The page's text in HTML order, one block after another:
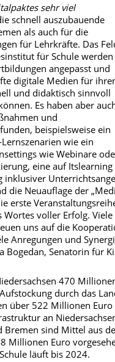
sehr viel
schnell auszubauende
als auch für die
für Lehrkräfte. Das
für Schule werden
angepasst und
digitale Medien für
und didaktisch sinnvoll
Es haben aber
und
beispielsweise ein
wie ein
wie Webinare
eine auf Itslearning
inklusiver
die Neuauflage der
erste
Wortes voller Erfolg. Viele
uns auf die
Anregungen und
Bogedan, Senatorin für
470
durch das
über 522 Millionen
an
Bremen sind Mittel aus
Millionen Euro
läuft bis 2024.